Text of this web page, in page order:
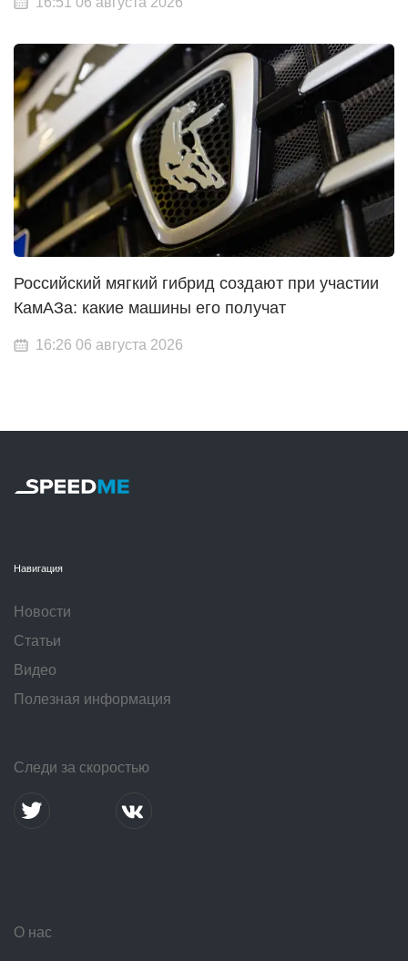
Российский мягкий гибрид создают при участии
КамАЗа: какие машины его получат
16:26 06 августа 2026
Навигация
Новости
Статьи
Видео
Полезная информация
Следи за скоростью
О нас